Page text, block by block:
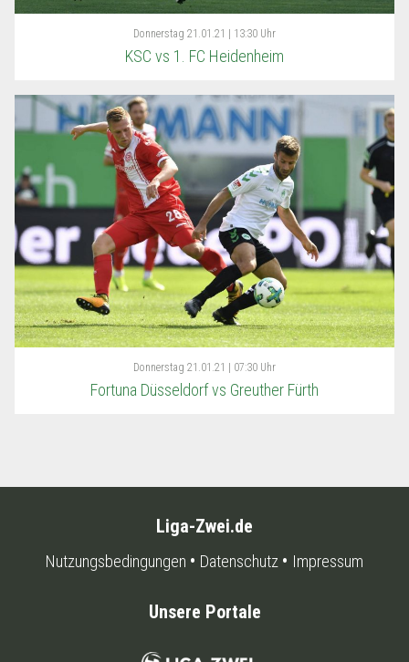
Donnerstag 21.01.21 | 13:30 Uhr
KSC vs 1. FC Heidenheim
Donnerstag 21.01.21 | 07:30 Uhr
Fortuna Düsseldorf vs Greuther Fürth
Liga-Zwei.de
Nutzungsbedingungen Datenschutz Impressum
Unsere Portale